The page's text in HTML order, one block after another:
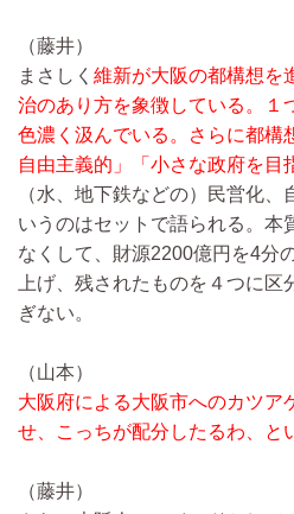
（藤井）
まさしく 維新が大阪の都構想を
治のあり方を象徴している。１
色濃く汲んでいる。さらに都構
自由主義的」「小さな政府を目
（水、地下鉄などの）民営化
いうのはセットで語られる。本
なくして、財源2200億円を4分
上げ、残されたものを４つに区
ぎない。
（山本）
大阪府による大阪市へのカツア
せ、こっちが配分したるわ、と
（藤井）